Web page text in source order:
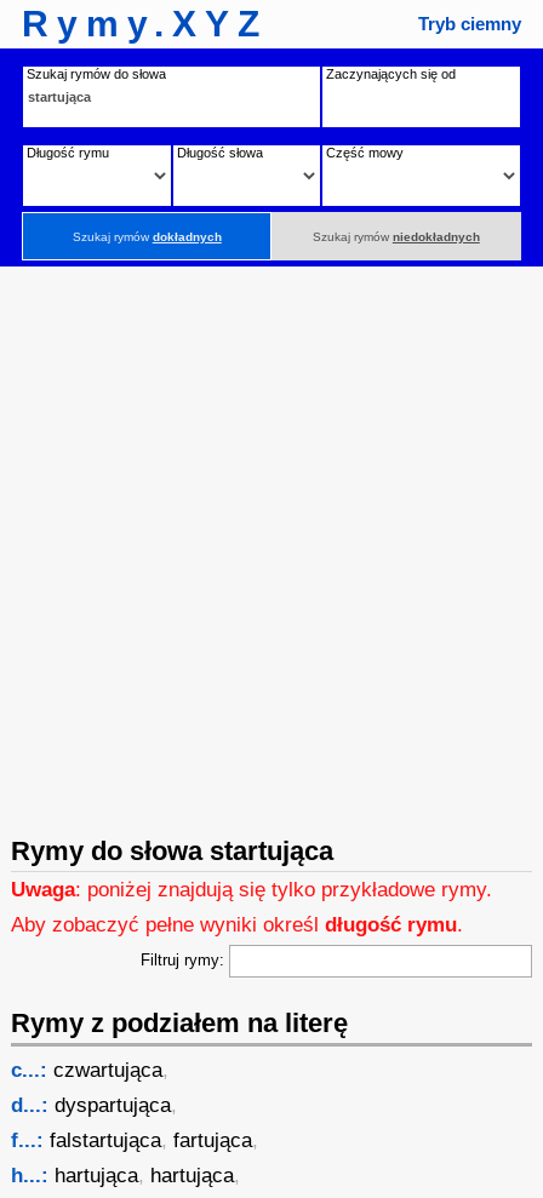
Rymy.XYZ Tryb ciemny
Szukaj rymów do słowa Zaczynających się od
Długość rymu Długość słowa Część mowy
Szukaj rymówdokładnych Szukaj rymów niedokładnych
Rymy do słowa startująca
Uwaga: poniżej znajdują się tylko przykładowe rymy.
Aby zobaczyć pełne wyniki określdługość rymu.
Filtruj rymy:
Rymy z podziałem na literę
c...: czwartująca,
d...: dyspartująca,
f...: falstartująca,fartująca,
h...: hartująca, hartująca,